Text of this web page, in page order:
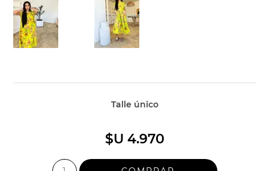
Talle único
$U 4.970